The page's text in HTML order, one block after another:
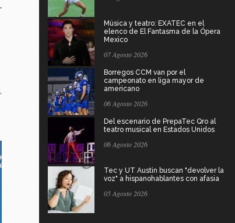
Música y teatro: EXATEC en el
elenco de El Fantasma de la Ópera
Mexico
07 Agosto 2026
Borregos CCM van por el
campeonato en liga mayor de
americano
06 Agosto 2026
Del escenario de PrepaTec Qro al
teatro musical en Estados Unidos
06 Agosto 2026
Tec y UT Austin buscan "devolver la
voz" a hispanohablantes con afasia
05 Agosto 2026